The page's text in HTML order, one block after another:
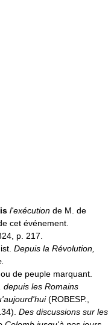
l'exécution de M. de
cet événement.
p. 217.
Depuis la Révolution,
de peuple marquant.
depuis les Romains
(ROBESP.,
Des discussions sur les